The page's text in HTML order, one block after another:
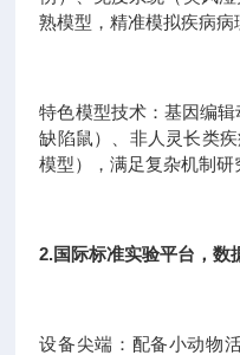
熟模型，精准模拟疾病病
特色模型技术：基因编
缺陷鼠）、非人灵长类
模型），满足复杂机制研
2.国际标准实验平台，数
设备尖端：配备小动物